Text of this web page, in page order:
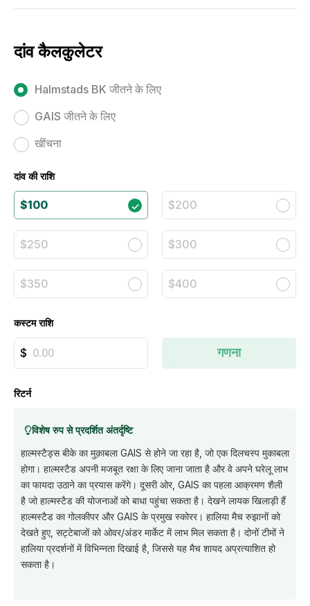
दांव कैलकुलेटर
Halmstads BK जीतने के लिए
GAIS जीतने के लिए
खींचना
दांव की राशि
$100 $200
$250 $300
$350 $400
कस्टम राशि
गणना
रिटर्न
विशेष रुप से प्रदर्शित अंतर्दृष्टि
हाल्मस्टैड्स बीके का मुक़ाबला GAIS से होने जा रहा है, जो एक दिलचस्प मुकाबला
होगा। हाल्मस्टैड अपनी मजबूत रक्षा के लिए जाना जाता है और वे अपने घरेलू लाभ
का फायदा उठाने का प्रयास करेंगे। दूसरी ओर, GAIS का पहला आक्रमण शैली
है जो हाल्मस्टैड की योजनाओं को बाधा पहुंचा सकता है। देखने लायक खिलाड़ी हैं
हाल्मस्टैड का गोलकीपर और GAIS के प्रमुख स्कोरर। हालिया मैच रुझानों को
देखते हुए, सट्टेबाजों को ओवर/अंडर मार्केट में लाभ मिल सकता है। दोनों टीमों ने
हालिया प्रदर्शनों में विभिन्नता दिखाई है, जिससे यह मैच शायद अप्रत्याशित हो
सकता है।